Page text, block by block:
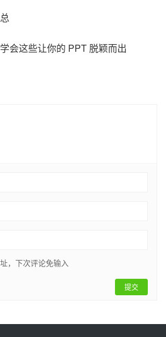
会这些让你的 PPT 脱颖而出
，下次评论免输入
提交